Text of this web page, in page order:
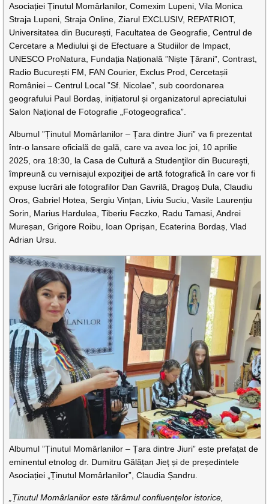
Asociației Ținutul Momârlanilor, Comexim Lupeni, Vila Monica
Straja Lupeni, Straja Online, Ziarul EXCLUSIV, REPATRIOT,
Universitatea din București, Facultatea de Geografie, Centrul de
Cercetare a Mediului şi de Efectuare a Studiilor de Impact,
UNESCO ProNatura, Fundația Națională ”Niște Țărani”, Contrast,
Radio București FM, FAN Courier, Exclus Prod, Cercetașii
României – Centrul Local ”Sf. Nicolae”, sub coordonarea
geografului Paul Bordaș, inițiatorul și organizatorul apreciatului
Salon Național de Fotografie „Fotogeografica”.
Albumul ”Ținutul Momârlanilor – Țara dintre Jiuri” va fi prezentat
într-o lansare oficială de gală, care va avea loc joi, 10 aprilie
2025, ora 18:30, la Casa de Cultură a Studenţilor din Bucureşti,
împreună cu vernisajul expoziţiei de artă fotografică în care vor fi
expuse lucrări ale fotografilor Dan Gavrilă, Dragoș Dula, Claudiu
Oros, Gabriel Hotea, Sergiu Vințan, Liviu Suciu, Vasile Laurențiu
Sorin, Marius Hardulea, Tiberiu Feczko, Radu Tamasi, Andrei
Mureșan, Grigore Roibu, Ioan Oprișan, Ecaterina Bordaș, Vlad
Adrian Ursu.
Albumul ”Ținutul Momârlanilor – Țara dintre Jiuri” este prefațat de
eminentul etnolog dr. Dumitru Gălățan Jieț și de președintele
Asociației „Ținutul Momârlanilor”, Claudia Șandru.
„Ținutul Momârlanilor este tărâmul confluenţelor istorice,